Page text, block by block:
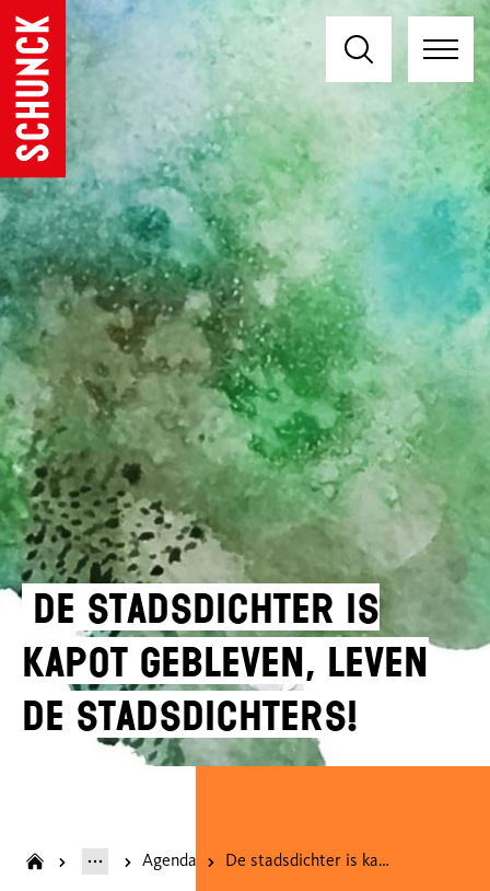
De stadsdichter is
kapot gebleven, leven
de stadsdichters!
Agenda De stadsdichter is kapot gebleven, leven de stadsdichters!